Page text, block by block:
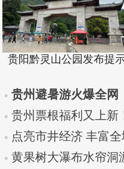
贵阳黔灵山公园发布提
贵州避暑游火爆全网
贵州票根福利又上新
点亮市井经济 丰富
黄果树大瀑布水帘洞